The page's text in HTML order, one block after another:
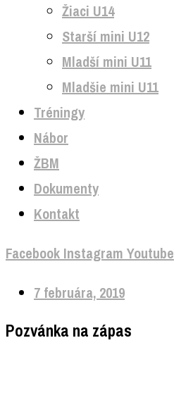
Žiaci U14
Starší mini U12
Mladší mini U11
Mladšie mini U11
Tréningy
Nábor
ŽBM
Dokumenty
Kontakt
Facebook Instagram Youtube
7 februára, 2019
Pozvánka na zápas